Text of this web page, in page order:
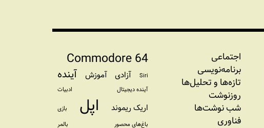
اجتماعی
برنامه‏‌نویسی
تازه‌‌ها و تحلیل‌ها
روزنوشت
شب نوشت‌ها
فناوری
Commodore 64
Siri آزادی آموزش آینده
آینده دیجیتال ادبیات
اریک ریموند اپل
بازی
باغ‌های محصور
بالمر